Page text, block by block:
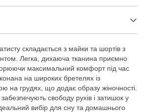
складається з майки та шортів з
Легка, дихаюча тканина приємно
максимальний комфорт під час
на широких бретелях із
на грудях, що додає образу жіночності.
свободу рухів і затишок у
вибір для сну та домашнього